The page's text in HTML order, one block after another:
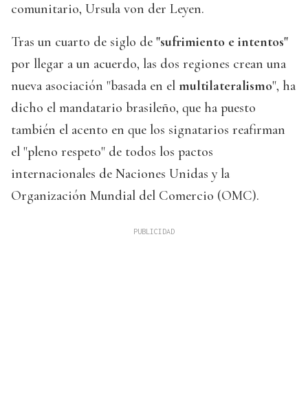
comunitario, Ursula von der Leyen.
Tras un cuarto de siglo de "sufrimiento e intentos"
por llegar a un acuerdo, las dos regiones crean una
nueva asociación "basada en el multilateralismo", ha
dicho el mandatario brasileño, que ha puesto
también el acento en que los signatarios reafirman
el "pleno respeto" de todos los pactos
internacionales de Naciones Unidas y la
Organización Mundial del Comercio (OMC).